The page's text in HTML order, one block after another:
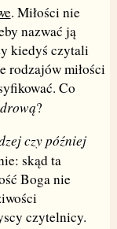
. Miłości nie
nazwać ją
kiedyś czytali
rodzajów miłości
Co
?
czy później
skąd ta
Boga nie
czytelnicy.